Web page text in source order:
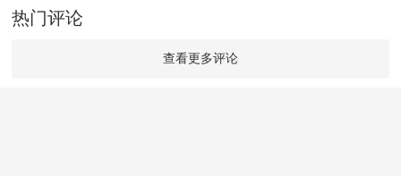
热门评论
查看更多评论